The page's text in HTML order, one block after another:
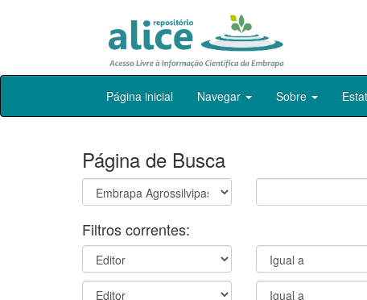
Skip
Página inicial Navegar Sobre
Página de Busca
Filtros correntes: